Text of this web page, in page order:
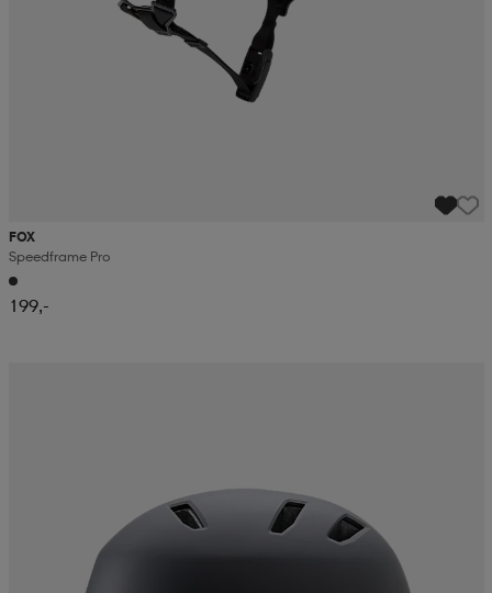
FOX
Speedframe Pro
199,-